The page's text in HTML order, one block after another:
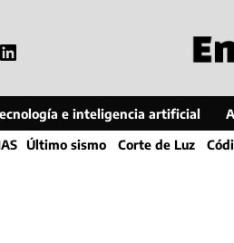
Linkedin
e inteligencia artificial
Último sismo Corte de Luz